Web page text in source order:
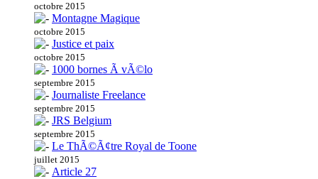
octobre 2015
Montagne Magique
octobre 2015
Justice et paix
octobre 2015
1000 bornes Ã vÃ©lo
septembre 2015
Journaliste Freelance
septembre 2015
JRS Belgium
septembre 2015
Le ThÃ©Ã¢tre Royal de Toone
juillet 2015
Article 27